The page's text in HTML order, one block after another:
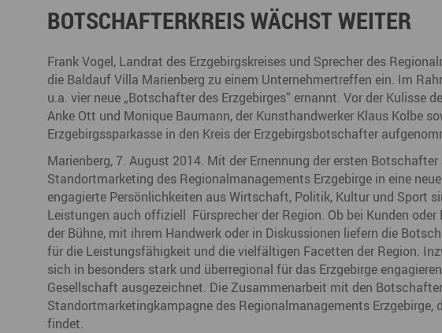
Partner vernetzen
Talente integrieren
Talente finden
Talente binden
Miet- und Veranstaltungsangebote
Büro- & Gewerberäume mieten
Ausstellungsflächen mieten
Veranstaltungsmanagement
Marke
Strategie
Projekte
Berufsnachwuchs & Fachkräfte
Innovation- und Technologietransfer
Angebote
Gründer- & Dienstleistungszentrum (GDZ)
Annaberg
Gewerberäume mieten
Veranstaltungsmanagement
Ausstellungsflächen mieten
Loipennetz
BOTSCHAFTERKREIS WÄCHST WEITER
Frank Vogel, Landrat des Erzgebirgskreises und Sprecher des
die Baldauf Villa Marienberg zu einem Unternehmertreffen ein. Im
u.a. vier neue „Botschafter des Erzgebirges“ ernannt. Vor der Kulisse
Anke Ott und Monique Baumann, der Kunsthandwerker Klaus Kolbe
Erzgebirgssparkasse in den Kreis der Erzgebirgsbotschafter
Marienberg, 7. August 2014. Mit der Ernennung der ersten
Standortmarketing des Regionalmanagements Erzgebirge in eine
engagierte Persönlichkeiten aus Wirtschaft, Politik, Kultur und Sport
Leistungen auch offiziell Fürsprecher der Region. Ob bei Kunden
der Bühne, mit ihrem Handwerk oder in Diskussionen liefern die
für die Leistungsfähigkeit und die vielfältigen Facetten der Region.
sich in besonders stark und überregional für das Erzgebirge
Gesellschaft ausgezeichnet. Die Zusammenarbeit mit den
Standortmarketingkampagne des Regionalmanagements
findet.